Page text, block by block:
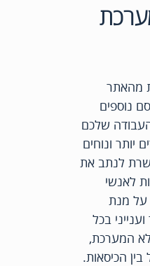
מהאתר
נוספים
שלכם
יותר ונוחים
לנתב את
לאנשי
על מנת
בכל
המערכת,
בין הכיסאות.